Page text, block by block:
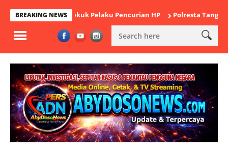
BREAKING NEWS
Bekuk Pelaku Pencurian HP Polresta Tangerang Satukan